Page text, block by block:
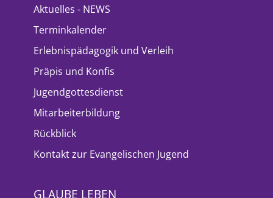
Aktuelles - NEWS
Terminkalender
Erlebnispädagogik und Verleih
Präpis und Konfis
Jugendgottesdienst
Mitarbeiterbildung
Rückblick
Kontakt zur Evangelischen Jugend
GLAUBE LEBEN